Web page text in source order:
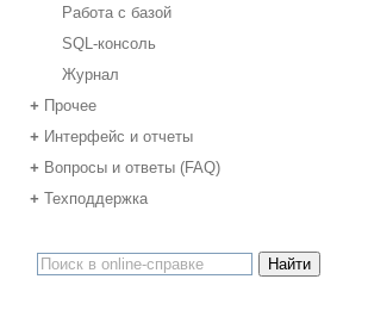
Работа с базой
SQL-консоль
Журнал
+ Прочее
+ Интерфейс и отчеты
+ Вопросы и ответы (FAQ)
+ Техподдержка